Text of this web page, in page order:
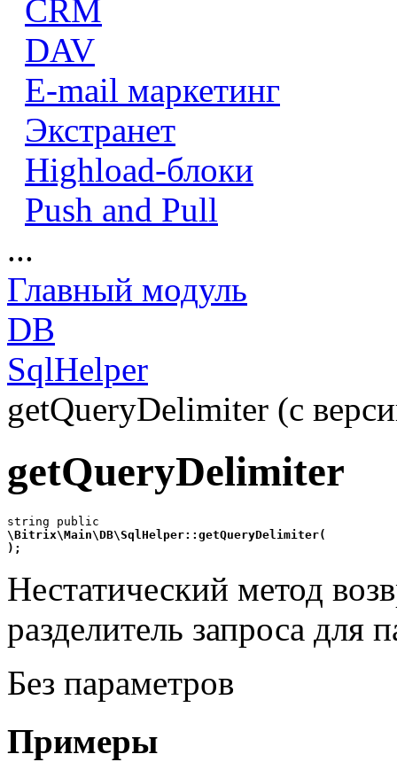
CRM
DAV
E-mail маркетинг
Экстранет
Highload-блоки
Push and Pull
...
Главный модуль
DB
SqlHelper
getQueryDelimiter (с
getQueryDelimiter
\Bitrix\Main\DB\SqlHelper::getQueryDelimiter(
);
Нестатический метод
разделитель запроса для
Без параметров
Примеры